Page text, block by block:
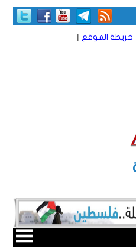
خريطة الموقع |